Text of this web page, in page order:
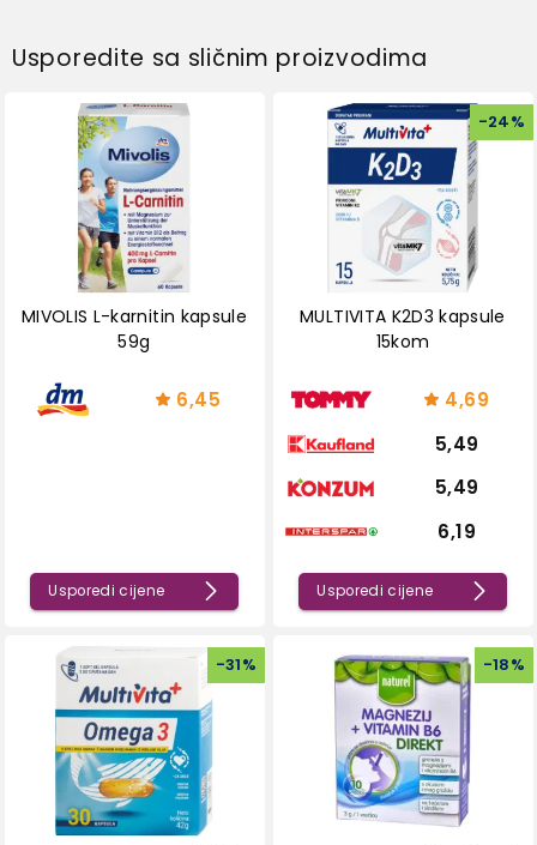
Usporedite sa sličnim proizvodima
MIVOLIS L-karnitin kapsule
59g
6,45
Usporedi cijene
-24%
MULTIVITA K2D3 kapsule
15kom
4,69
5,49
5,49
6,19
Usporedi cijene
-31% -18%